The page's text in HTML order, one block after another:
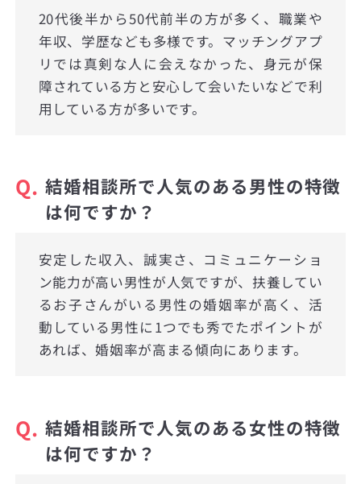
20代後半から50代前半の方が多く、職業や
年収、学歴なども多様です。マッチングアプ
リでは真剣な人に会えなかった、身元が保
障されている方と安心して会いたいなどで利
用している方が多いです。
Q. 結婚相談所で人気のある男性の特徴
は何ですか？
安定した収入、誠実さ、コミュニケーショ
ン能力が高い男性が人気ですが、扶養してい
るお子さんがいる男性の婚姻率が高く、活
動している男性に1つでも秀でたポイントが
あれば、婚姻率が高まる傾向にあります。
Q. 結婚相談所で人気のある女性の特徴
は何ですか？